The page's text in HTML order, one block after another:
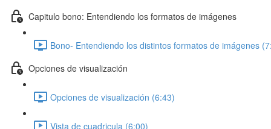
Capitulo bono: Entendiendo los formatos de imágenes
Bono- Entendiendo los distintos formatos de imágenes
Opciones de visualización
Opciones de visualización (6:43)
Vista de cuadricula (6:00)